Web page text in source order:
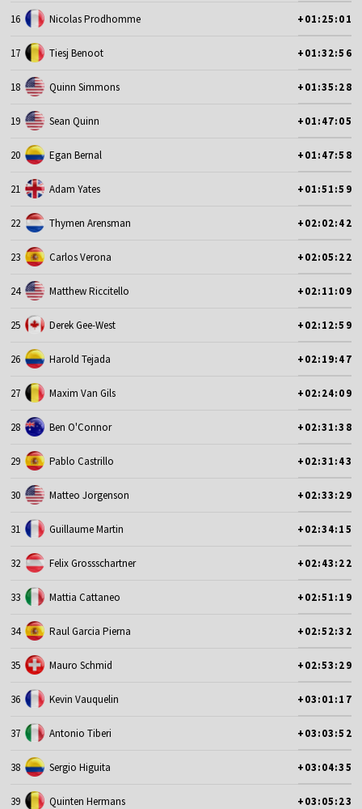
16 Nicolas Prodhomme +01:25:01
17 Tiesj Benoot +01:32:56
18 Quinn Simmons +01:35:28
19 Sean Quinn +01:47:05
20 Egan Bernal +01:47:58
21 Adam Yates +01:51:59
22 Thymen Arensman +02:02:42
23 Carlos Verona +02:05:22
24 Matthew Riccitello +02:11:09
25 Derek Gee-West +02:12:59
26 Harold Tejada +02:19:47
27 Maxim Van Gils +02:24:09
28 Ben O'Connor +02:31:38
29 Pablo Castrillo +02:31:43
30 Matteo Jorgenson +02:33:29
31 Guillaume Martin +02:34:15
32 Felix Grossschartner +02:43:22
33 Mattia Cattaneo +02:51:19
34 Raul Garcia Pierna +02:52:32
35 Mauro Schmid +02:53:29
36 Kevin Vauquelin +03:01:17
37 Antonio Tiberi +03:03:52
38 Sergio Higuita +03:04:35
39 Quinten Hermans +03:05:23